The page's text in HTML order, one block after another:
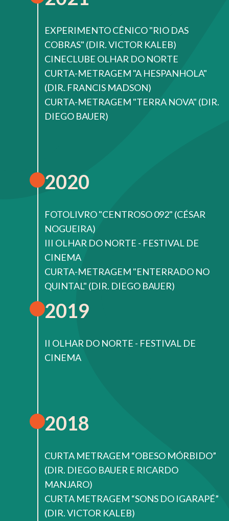
EXPERIMENTO CÊNICO "RIO DAS
COBRAS" (DIR. VICTOR KALEB)
CINECLUBE OLHAR DO NORTE
CURTA-METRAGEM "A HESPANHOLA"
(DIR. FRANCIS MADSON)
CURTA-METRAGEM "TERRA NOVA" (DIR.
DIEGO BAUER)
2020
FOTOLIVRO "CENTROSO 092" (CÉSAR
NOGUEIRA)
III OLHAR DO NORTE - FESTIVAL DE
CINEMA
CURTA-METRAGEM "ENTERRADO NO
QUINTAL" (DIR. DIEGO BAUER)
2019
II OLHAR DO NORTE - FESTIVAL DE
CINEMA
2018
CURTA METRAGEM “OBESO MÓRBIDO”
(DIR. DIEGO BAUER E RICARDO
MANJARO)
CURTA METRAGEM “SONS DO IGARAPÉ”
(DIR. VICTOR KALEB)